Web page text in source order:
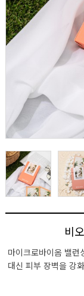
비
마이크로바이옴 밸런
대신 피부 장벽을 강